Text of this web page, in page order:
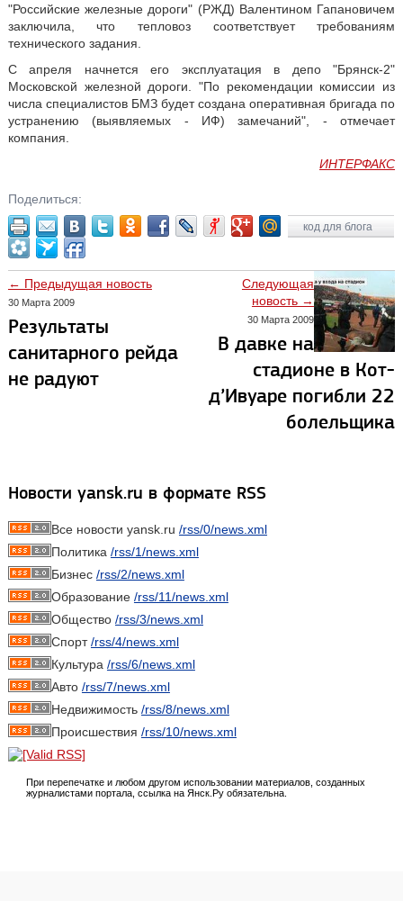
"Российские железные дороги" (РЖД) Валентином Гапановичем
заключила, что тепловоз соответствует требованиям
технического задания.
С апреля начнется его эксплуатация в депо "Брянск-2"
Московской железной дороги. "По рекомендации комиссии из
числа специалистов БМЗ будет создана оперативная бригада по
устранению (выявляемых - ИФ) замечаний", - отмечает
компания.
ИНТЕРФАКС
Поделиться:
код для блога
← Предыдущая новость
30 Марта 2009
Результаты
санитарного рейда
не радуют
Следующая
новость →
30 Марта 2009
В давке на
стадионе в Кот-
д’Ивуаре погибли 22
болельщика
Новости yansk.ru в формате RSS
Все новости yansk.ru /rss/0/news.xml
Политика /rss/1/news.xml
Бизнес /rss/2/news.xml
Образование /rss/11/news.xml
Общество /rss/3/news.xml
Спорт/rss/4/news.xml
Культура /rss/6/news.xml
Авто /rss/7/news.xml
Недвижимость /rss/8/news.xml
Происшествия /rss/10/news.xml
При перепечатке и любом другом использовании материалов, созданных
журналистами портала, ссылка на Янск.Ру обязательна.